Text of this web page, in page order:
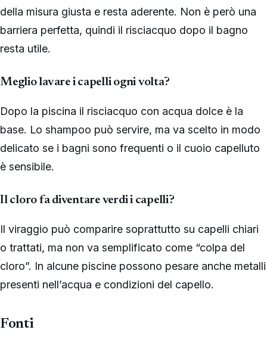
della misura giusta e resta aderente. Non è però una
barriera perfetta, quindi il risciacquo dopo il bagno
resta utile.
Meglio lavare i capelli ogni volta?
Dopo la piscina il risciacquo con acqua dolce è la
base. Lo shampoo può servire, ma va scelto in modo
delicato se i bagni sono frequenti o il cuoio capelluto
è sensibile.
Il cloro fa diventare verdi i capelli?
Il viraggio può comparire soprattutto su capelli chiari
o trattati, ma non va semplificato come “colpa del
cloro”. In alcune piscine possono pesare anche metalli
presenti nell’acqua e condizioni del capello.
Fonti